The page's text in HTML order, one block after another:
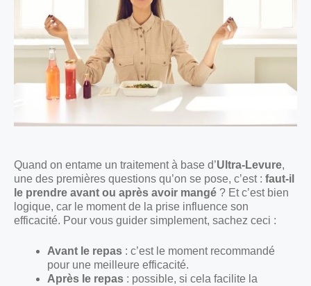
Quand on entame un traitement à base d’Ultra-Levure,
une des premières questions qu’on se pose, c’est : faut-il
le prendre avant ou après avoir mangé ? Et c’est bien
logique, car le moment de la prise influence son
efficacité. Pour vous guider simplement, sachez ceci :
Avant le repas : c’est le moment recommandé
pour une meilleure efficacité.
Après le repas : possible, si cela facilite la